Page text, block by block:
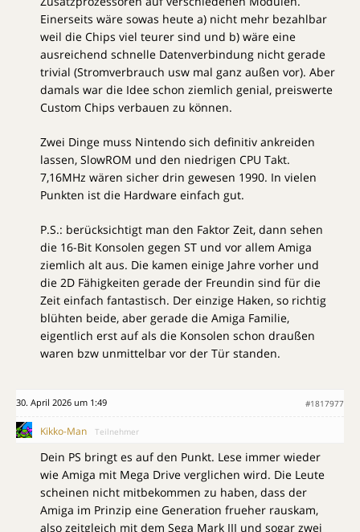
Einerseits wäre sowas heute a) nicht mehr bezahlbar
weil die Chips viel teurer sind und b) wäre eine
ausreichend schnelle Datenverbindung nicht gerade
trivial (Stromverbrauch usw mal ganz außen vor). Aber
damals war die Idee schon ziemlich genial, preiswerte
Custom Chips verbauen zu können.
Zwei Dinge muss Nintendo sich definitiv ankreiden
lassen, SlowROM und den niedrigen CPU Takt.
7,16MHz wären sicher drin gewesen 1990. In vielen
Punkten ist die Hardware einfach gut.
P.S.: berücksichtigt man den Faktor Zeit, dann sehen
die 16-Bit Konsolen gegen ST und vor allem Amiga
ziemlich alt aus. Die kamen einige Jahre vorher und
die 2D Fähigkeiten gerade der Freundin sind für die
Zeit einfach fantastisch. Der einzige Haken, so richtig
blühten beide, aber gerade die Amiga Familie,
eigentlich erst auf als die Konsolen schon draußen
waren bzw unmittelbar vor der Tür standen.
30. April 2026 um 1:49 #1817977
Kikko-Man Teilnehmer
Dein PS bringt es auf den Punkt. Lese immer wieder
wie Amiga mit Mega Drive verglichen wird. Die Leute
scheinen nicht mitbekommen zu haben, dass der
Amiga im Prinzip eine Generation frueher rauskam,
also zeitgleich mit dem Sega Mark III und sogar zwei